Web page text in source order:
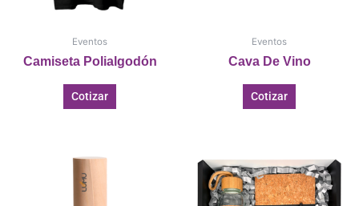
Eventos
Camiseta Polialgodón
Cotizar
Eventos
Cava De Vino
Cotizar